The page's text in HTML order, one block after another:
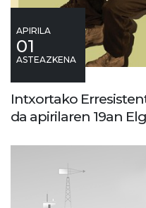
APIRILA
01
ASTEAZKENA
Intxortako
da apirilaren 19an